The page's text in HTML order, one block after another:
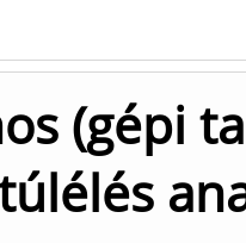
(gépi